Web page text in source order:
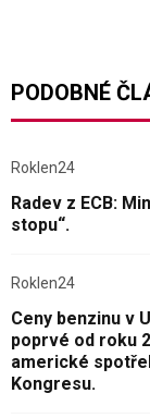
PODOBNÉ
Roklen24
Radev z ECB:
stopu“.
Roklen24
Ceny benzinu v
poprvé od roku
americké
Kongresu.